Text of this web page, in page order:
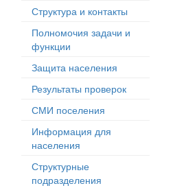
Структура и контакты
Полномочия задачи и
функции
Защита населения
Результаты проверок
СМИ поселения
Информация для
населения
Структурные
подразделения